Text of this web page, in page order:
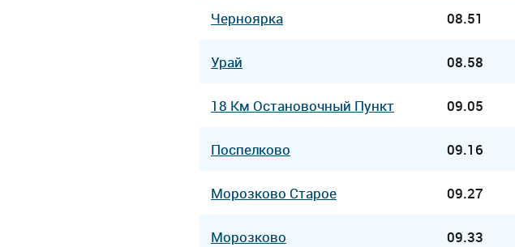
Черноярка 08.51
Урай 08.58
18 Км Остановочный Пункт 09.05
Поспелково 09.16
Морозково Старое 09.27
Морозково 09.33